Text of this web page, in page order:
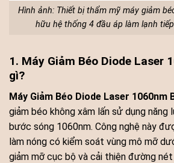
Hình ảnh: Thiết bị thẩm mỹ máy giảm
hữu hệ thống 4 đầu áp làm lạnh
1. Máy Giảm Béo Diode Laser
gì?
Máy Giảm Béo Diode Laser 1060nm
giảm béo không xâm lấn sử dụng năng
bước sóng 1060nm. Công nghệ này
làm nóng có kiểm soát vùng mô mỡ
giảm mỡ cục bộ và cải thiện đường